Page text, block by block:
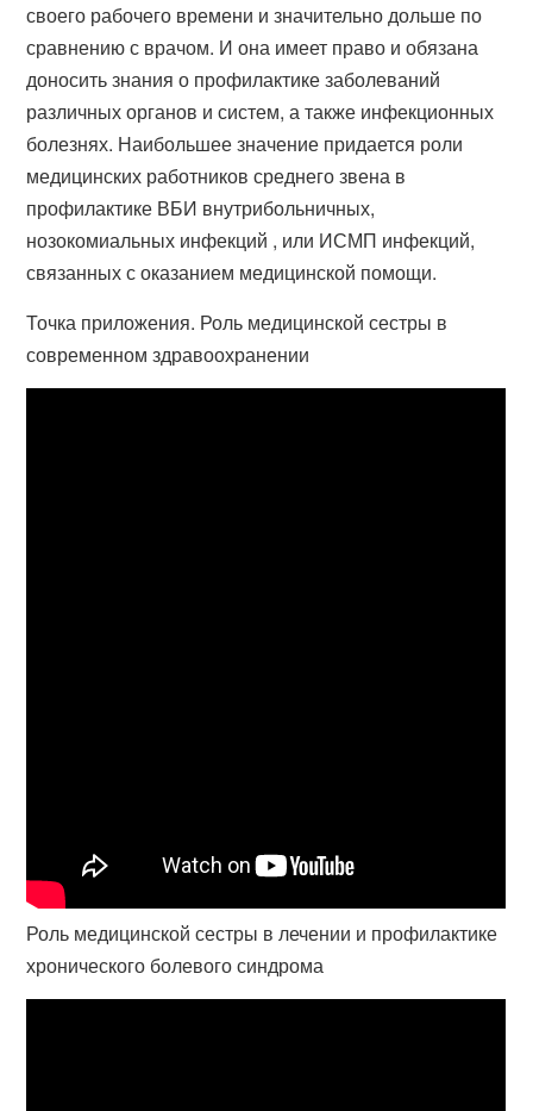
своего рабочего времени и значительно дольше по
сравнению с врачом. И она имеет право и обязана
доносить знания о профилактике заболеваний
различных органов и систем, а также инфекционных
болезнях. Наибольшее значение придается роли
медицинских работников среднего звена в
профилактике ВБИ внутрибольничных,
нозокомиальных инфекций , или ИСМП инфекций,
связанных с оказанием медицинской помощи.
Точка приложения. Роль медицинской сестры в
современном здравоохранении
Роль медицинской сестры в лечении и профилактике
хронического болевого синдрома